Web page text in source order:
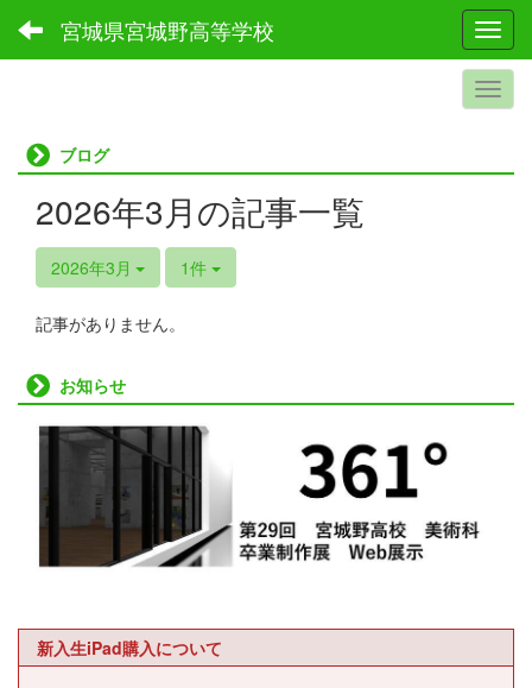
宮城県宮城野高等学校
ブログ
2026年3月の記事一覧
2026年3月 1件
記事がありません。
お知らせ
新入生iPad購入について